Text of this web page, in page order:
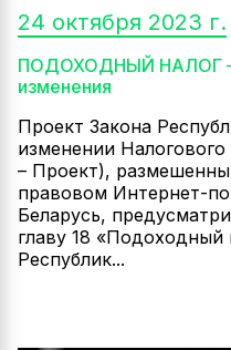
24 октября 2023 г.
ПОДОХОДНЫЙ НАЛОГ –
изменения
Проект Закона
изменении
– Проект),
правовом Интернет-
Беларусь,
главу 18 «Подоходный
Республик...